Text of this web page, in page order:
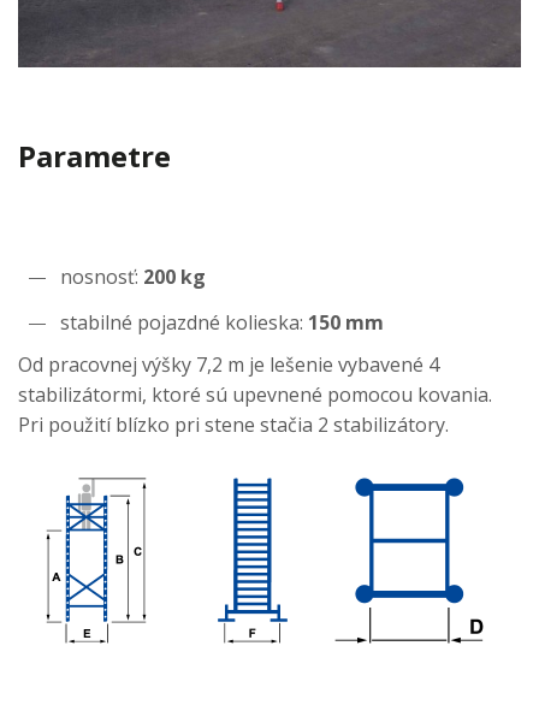
Parametre
nosnosť: 200 kg
stabilné pojazdné kolieska: 150 mm
Od pracovnej výšky 7,2 m je lešenie vybavené 4
stabilizátormi, ktoré sú upevnené pomocou kovania.
Pri použití blízko pri stene stačia 2 stabilizátory.